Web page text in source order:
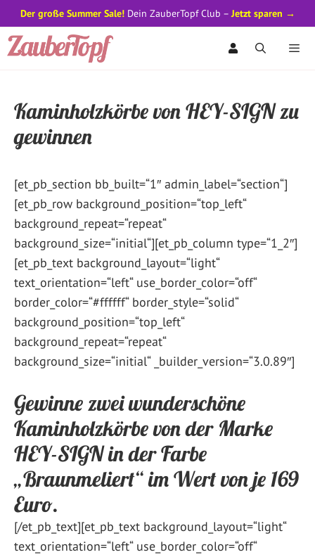
Zum
Inhalt
Kaminholzkörbe von HEY-SIGN zu
gewinnen
[et_pb_section bb_built=“1″ admin_label=“section“]
[et_pb_row background_position=“top_left“
background_repeat=“repeat“
background_size=“initial“][et_pb_column type=“1_2″]
[et_pb_text background_layout=“light“
text_orientation=“left“ use_border_color=“off“
border_color=“#ffffff“ border_style=“solid“
background_position=“top_left“
background_repeat=“repeat“
background_size=“initial“ _builder_version=“3.0.89″]
Gewinne zwei wunderschöne
Kaminholzkörbe von der Marke
HEY-SIGN in der Farbe
„Braunmeliert“ im Wert von je 169
Euro.
[/et_pb_text][et_pb_text background_layout=“light“
text_orientation=“left“ use_border_color=“off“
Der große Summer Sale!Dein ZauberTopf Club –Jetzt sparen →